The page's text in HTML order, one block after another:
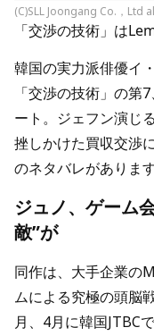
(C)SLL Joongang Co.，Ltd
「交渉の技術」は
韓国の実力派俳優イ
「交渉の技術」の
ート。ジェフン演じ
挫しかけた買収交渉
のネタバレがありま
ジュノ、ゲーム
敵”が
同作は、大手企業の
ムによる究極の頭脳
月、4月に韓国JTBC